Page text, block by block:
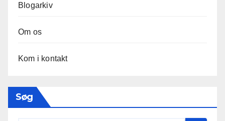
Blogarkiv
Om os
Kom i kontakt
Søg